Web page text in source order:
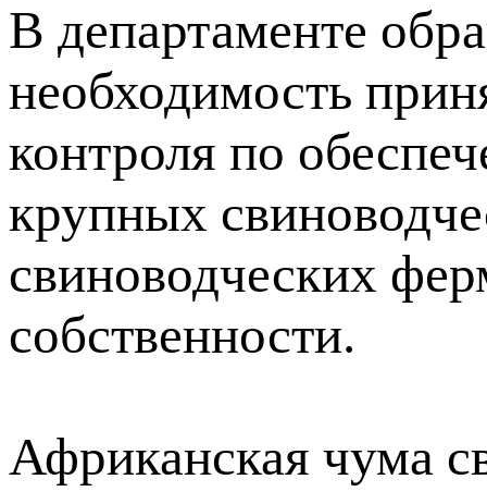
В департаменте
необходимость
контроля по
крупных
свиноводческих
собственности.
Африканская чума